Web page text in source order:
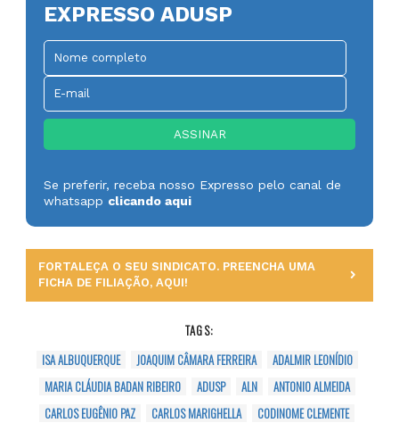
EXPRESSO ADUSP
Se preferir, receba nosso Expresso pelo canal de
whatsapp clicando aqui
FORTALEÇA O SEU SINDICATO. PREENCHA UMA
FICHA DE FILIAÇÃO, AQUI!
TAGS:
ISA ALBUQUERQUE
JOAQUIM CÂMARA FERREIRA
ADALMIR LEONÍDIO
MARIA CLÁUDIA BADAN RIBEIRO
ADUSP ALN
ANTONIO ALMEIDA
CARLOS EUGÊNIO PAZ
CARLOS MARIGHELLA
CODINOME CLEMENTE